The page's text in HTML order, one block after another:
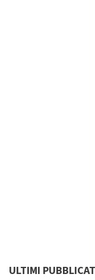
ULTIMI